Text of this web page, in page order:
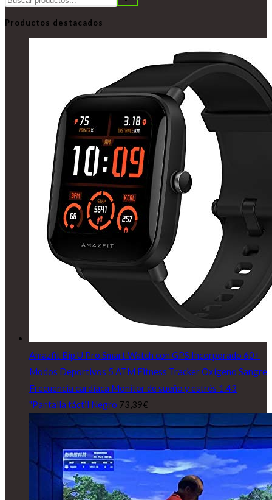
Productos destacados
Amazfit Bip U Pro Smart Watch con GPS Incorporado 60+
Modos Deportivos 5 ATM Fitness Tracker Oxígeno Sangre
Frecuencia cardíaca Monitor de sueño y estrés 1.43
"Pantalla táctil Negro 73,39€